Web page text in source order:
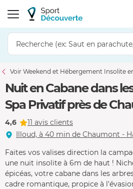
Voir Weekend et Hébergement Insolite
Nuit en Cabane dans
Spa Privatif près de
4,6
11 avis clients
Illoud, à 40 min de Chaumont -
Faites vos valises direction la
une nuit insolite à 6m de haut !
épicéas, votre cabane dans les
cadre romantique, propice à